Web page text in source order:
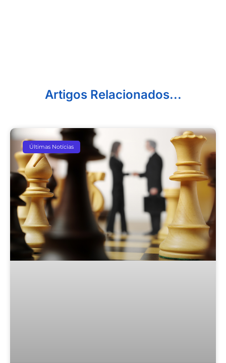
Artigos Relacionados...
Últimas Notícias